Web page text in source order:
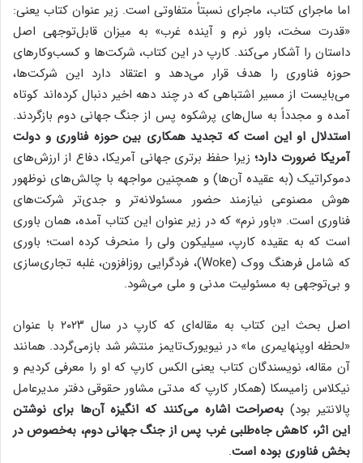
اما ماجرای کتاب، ماجرای نسبتاً متفاوتی است. زیر عنوان کتاب یعنی:
«قدرت سخت، باور نرم و آینده غرب» به میزان قابل‌توجهی اصل
داستان را آشکار می‌کند. کارپ در این کتاب، شرکت‌ها و کسب‌وکارهای
حوزه فناوری را هدف قرار می‌دهد و اعتقاد دارد این شرکت‌ها،
می‌بایست از مسیر اشتباهی که در چند دهه اخیر دنبال کرده‌اند کوتاه
آمده و مجدداً به سال‌های پرشکوه پس از جنگ جهانی دوم بازگردند.
استدلال او این است که تجدید همکاری بین حوزه فناوری و دولت
آمریکا ضرورت دارد؛زیرا حفظ برتری جهانی آمریکا، دفاع از ارزش‌های
دموکراتیک (به عقیده آن‌ها) و همچنین مواجهه با چالش‌های نوظهور
هوش مصنوعی نیازمند حضور مسئولانه‌تر و جدی‌تر شرکت‌های
فناوری است. «باور نرم» که در زیر عنوان این کتاب آمده، همان باوری
است که به عقیده کارپ، سیلیکون ولی را منحرف کرده است؛ باوری
که شامل فرهنگ ووک (Woke)، فردگرایی روزافزون، غلبه تجاری‌سازی
و بی‌توجهی به مسئولیت مدنی و ملی می‌شود.
اصل بحث این کتاب به مقاله‌ای که کارپ در سال ۲۰۲۳ با عنوان
«لحظه اوپنهایمری ما» در نیویورک‌تایمز منتشر شد بازمی‌گردد. همانند
آن مقاله، نویسندگان کتاب یعنی الکس کارپ که او را معرفی کردیم و
نیکلاس زامیسکا (همکار کارپ که مدتی مشاور حقوقی دفتر مدیرعامل
پالانتیر بود) به‌صراحتاشاره می‌کنند که انگیزه آن‌ها برای نوشتن
این اثر، کاهش جاه‌طلبی غرب پس از جنگ جهانی دوم، به‌خصوص در
بخش فناوری بوده است.